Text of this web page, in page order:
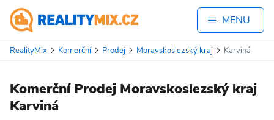
MENU
RealityMix Komerční Prodej Moravskoslezský kraj Karviná
Komerční Prodej Moravskoslezský kraj
Karviná